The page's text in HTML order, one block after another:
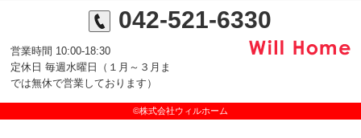
042-521-6330
営業時間 10:00-18:30
定休日 毎週水曜日（１月～３月ま
では無休で営業しております）
©株式会社ウィルホーム